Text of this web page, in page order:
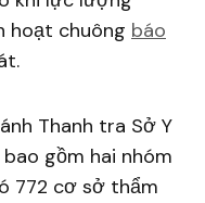
hoạt chuông báo
Thanh tra Sở Y
gồm hai nhóm
772 cơ sở thẩm